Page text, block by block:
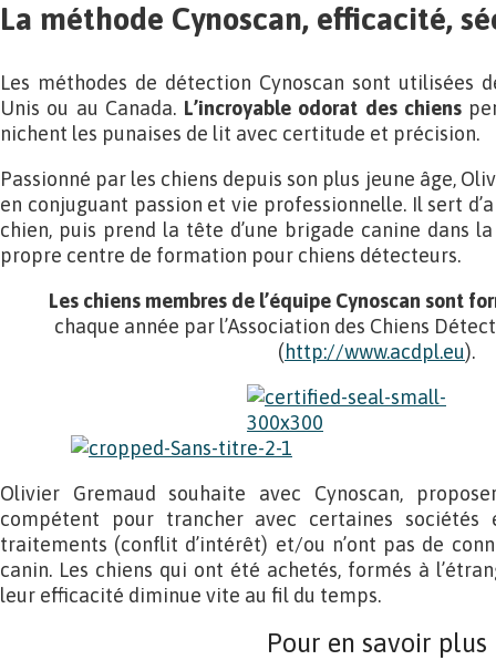
La méthode Cynoscan, efficacité,
Les méthodes de détection Cynoscan sont utilisées
Unis ou au Canada. L’incroyable odorat des chiens
nichent les punaises de lit avec certitude et précision.
Passionné par les chiens depuis son plus jeune âge,
en conjuguant passion et vie professionnelle. Il sert
chien, puis prend la tête d’une brigade canine dans
propre centre de formation pour chiens détecteurs.
Les chiens membres de l’équipe Cynoscan sont
chaque année par l’Association des Chiens
(http://www.acdpl.eu).
Olivier Gremaud souhaite avec Cynoscan,
compétent pour trancher avec certaines sociétés
traitements (conflit d’intérêt) et/ou n’ont pas de
canin. Les chiens qui ont été achetés, formés à
leur efficacité diminue vite au fil du temps.
Pour en savoir plus